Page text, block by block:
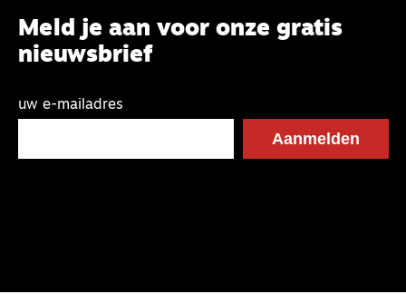
Meld je aan voor onze gratis
nieuwsbrief
uw e-mailadres